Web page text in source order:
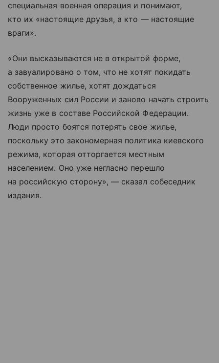
специальная военная операция и понимают,
кто их «настоящие друзья, а кто — настоящие
враги».
«Они высказываются не в открытой форме,
а завуалировано о том, что не хотят покидать
собственное жилье, хотят дождаться
Вооруженных сил России и заново начать строить
жизнь уже в составе Российской Федерации.
Люди просто боятся потерять свое жилье,
поскольку это закономерная политика киевского
режима, которая отторгается местным
населением. Оно уже негласно перешло
на российскую сторону», — сказал собеседник
издания.